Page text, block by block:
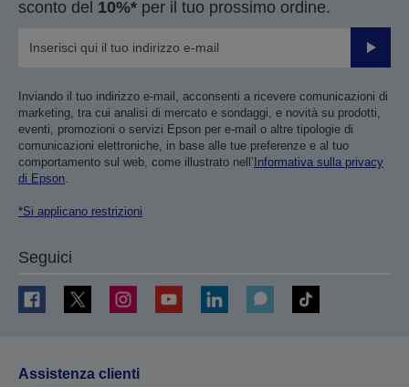
sconto del 10%* per il tuo prossimo ordine.
Invia
Inviando il tuo indirizzo e-mail, acconsenti a ricevere comunicazioni di
marketing, tra cui analisi di mercato e sondaggi, e novità su prodotti,
eventi, promozioni o servizi Epson per e-mail o altre tipologie di
comunicazioni elettroniche, in base alle tue preferenze e al tuo
comportamento sul web, come illustrato nell’ Informativa sulla privacy
di Epson.
*Si applicano restrizioni
Seguici
Assistenza clienti